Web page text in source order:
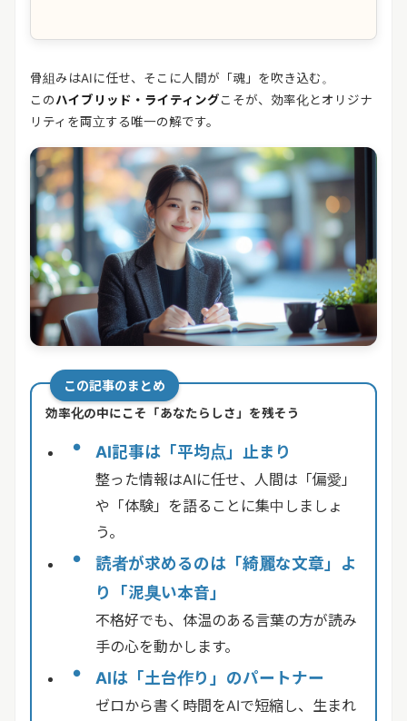
骨組みはAIに任せ、そこに人間が「魂」を吹き込む。
このハイブリッド・ライティングこそが、効率化とオリジナ
リティを両立する唯一の解です。
効率化の中にこそ「あなたらしさ」を残そう
AI記事は「平均点」止まり
整った情報はAIに任せ、人間は「偏愛」
や「体験」を語ることに集中しましょ
う。
読者が求めるのは「綺麗な文章」よ
り「泥臭い本音」
不格好でも、体温のある言葉の方が読み
手の心を動かします。
AIは「土台作り」のパートナー
ゼロから書く時間をAIで短縮し、生まれ